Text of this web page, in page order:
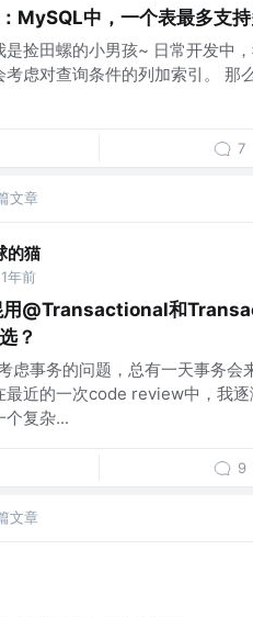
MySQL中，一个表最多支
是捡田螺的小男孩~ 日常开发中
考虑对查询条件的列加索引。
7
文章
的猫
1年前
用@Transactional和
？
虑事务的问题，总有一天事务会
最近的一次code review中，我
个复杂...
9
文章